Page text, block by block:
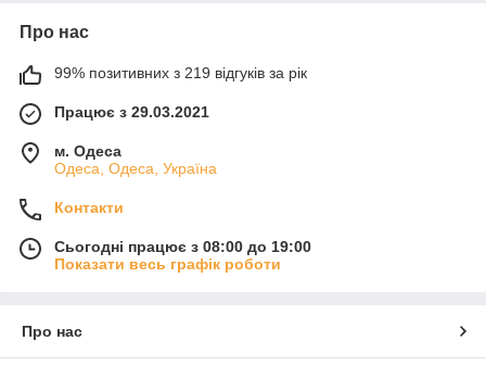
Про нас
99% позитивних з 219 відгуків за рік
Працює з 29.03.2021
м. Одеса
Одеса, Одеса, Україна
Контакти
Сьогодні працює з 08:00 до 19:00
Показати весь графік роботи
Про нас